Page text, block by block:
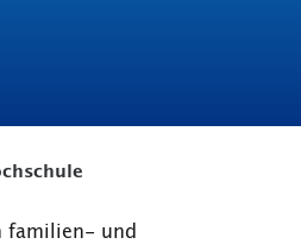
familien- und